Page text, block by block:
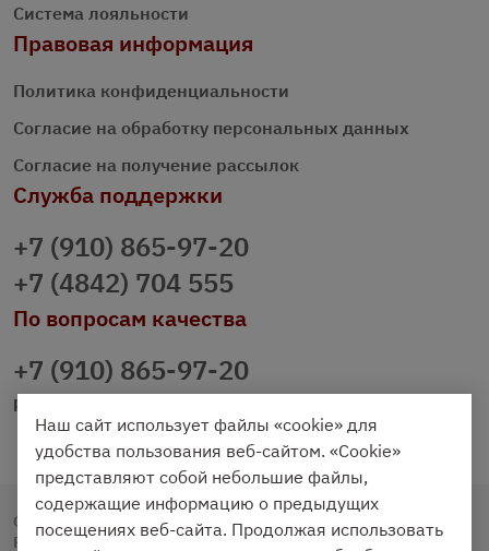
Система лояльности
Правовая информация
Политика конфиденциальности
Согласие на обработку персональных данных
Согласие на получение рассылок
Служба поддержки
+7 (910) 865-97-20
+7 (4842) 704 555
По вопросам качества
+7 (910) 865-97-20
prazdnichniy40@palmi.ru
Copyright © 2020 - 2026. Праздничный Стол.
Разработка и продвижение - Vegas Studio
Наш сайт использует файлы «cookie» для
удобства пользования веб-сайтом. «Cookie»
представляют собой небольшие файлы,
содержащие информацию о предыдущих
посещениях веб-сайта. Продолжая использовать